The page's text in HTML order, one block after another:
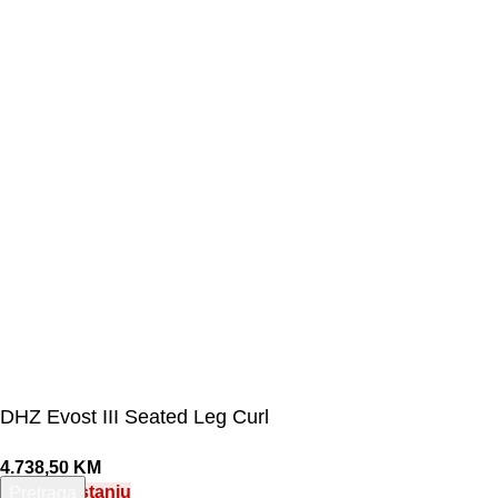
DHZ Evost III Seated Leg Curl
4.738,50 KM
Nema na stanju